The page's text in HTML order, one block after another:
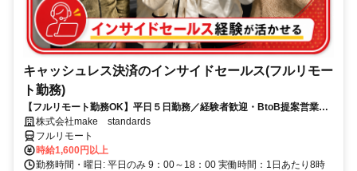
キャッシュレス決済のインサイドセールス(フルリモー
ト勤務)
【フルリモート勤務OK】平日５日勤務／経験者歓迎・BtoB提案営業で
スキルアップ
株式会社make standards
フルリモート
時給1,600円以上
勤務時間・曜日: 平日のみ 9：00～18：00 実働時間：1日あたり8時